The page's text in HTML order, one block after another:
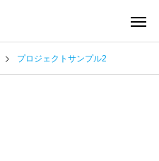
プロジェクトサンプル2